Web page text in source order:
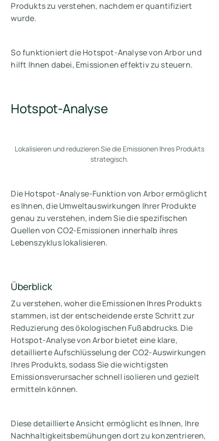
Produkts zu verstehen, nachdem er quantifiziert
wurde.
So funktioniert die Hotspot-Analyse von Arbor und
hilft Ihnen dabei, Emissionen effektiv zu steuern.
Hotspot-Analyse
Lokalisieren und reduzieren Sie die Emissionen Ihres Produkts
strategisch.
Die Hotspot-Analyse-Funktion von Arbor ermöglicht
es Ihnen, die Umweltauswirkungen Ihrer Produkte
genau zu verstehen, indem Sie die spezifischen
Quellen von CO2-Emissionen innerhalb ihres
Lebenszyklus lokalisieren.
Überblick
Zu verstehen, woher die Emissionen Ihres Produkts
stammen, ist der entscheidende erste Schritt zur
Reduzierung des ökologischen Fußabdrucks. Die
Hotspot-Analyse von Arbor bietet eine klare,
detaillierte Aufschlüsselung der CO2-Auswirkungen
Ihres Produkts, sodass Sie die wichtigsten
Emissionsverursacher schnell isolieren und gezielt
ermitteln können.
Diese detaillierte Ansicht ermöglicht es Ihnen, Ihre
Nachhaltigkeitsbemühungen dort zu konzentrieren,